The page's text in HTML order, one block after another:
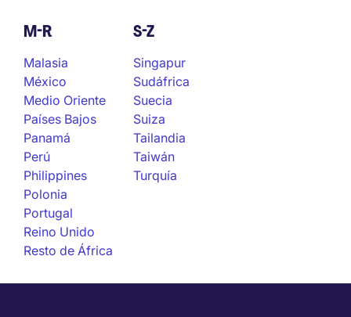
M-R
Malasia
México
Medio Oriente
Países Bajos
Panamá
Perú
Philippines
Polonia
Portugal
Reino Unido
Resto de África
S-Z
Singapur
Sudáfrica
Suecia
Suiza
Tailandia
Taiwán
Turquía